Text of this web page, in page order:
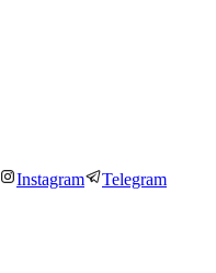
Instagram Telegram